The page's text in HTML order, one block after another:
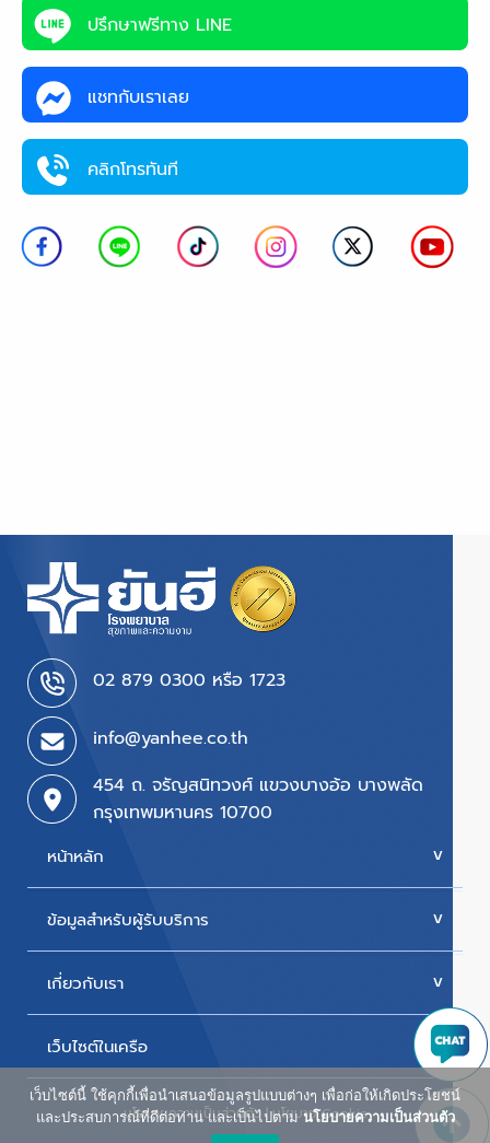
ปรึกษาฟรีทาง LINE
แชทกับเราเลย
คลิกโทรทันที
02 879 0300 หรือ 1723
info@yanhee.co.th
454 ถ. จรัญสนิทวงศ์ แขวงบางอ้อ บางพลัด
กรุงเทพมหานคร 10700
หน้าหลัก
บริการของเรา
ข้อมูลสำหรับผู้รับบริการ
นัดหมายแพทย์
สิทธิเบิกตรงข้าราชการ
ห้องพักผู้ป่วยใน
เกี่ยวกับเรา
ประวัติโรงพยาบาล
วิสัยทัศน์และพันธกิจ
เว็บไซต์ในเครือ
ศูนย์ผู้สูงอายุยันฮีนโยบายความเป็นส่วนตัว|นโยบาย Cookie
เว็บไซต์นี้ ใช้คุกกี้เพื่อนำเสนอข้อมูลรูปแบบต่างๆ เพื่อก่อให้เกิดประโยชน์
และประสบการณ์ที่ดีต่อท่าน และเป็นไปตามนโยบายความเป็นส่วนตัว